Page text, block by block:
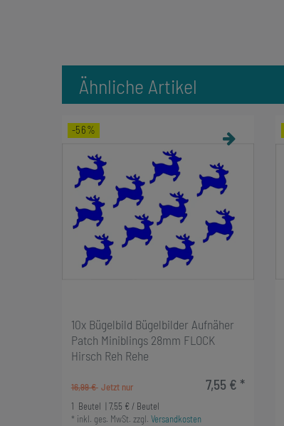
Ähnliche Artikel
-56%
10x Bügelbild Bügelbilder Aufnäher
Patch Miniblings 28mm FLOCK
Hirsch Reh Rehe
16,99 € 7,55 € *
1 Beutel
| 7,55 € / Beutel
* inkl. ges. MwSt. zzgl. Versandkosten